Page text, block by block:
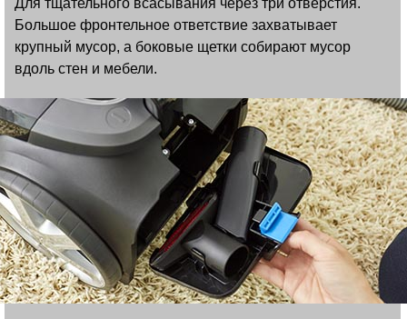
Для тщательного всасывания через три отверстия.
Большое фронтельное ответствие захватывает
крупный мусор, а боковые щетки собирают мусор
вдоль стен и мебели.